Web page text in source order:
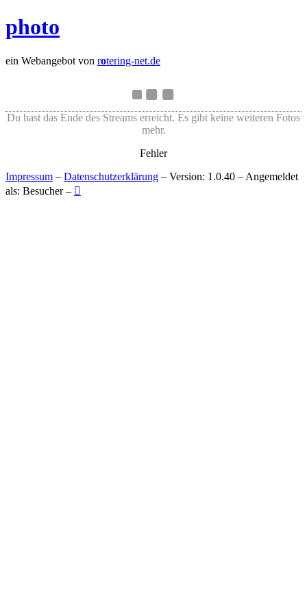
photo
ein Webangebot von rotering-net.de
Du hast das Ende des Streams erreicht. Es gibt keine weiteren Fotos
mehr.
Fehler
Impressum – Datenschutzerklärung – Version: 1.0.40 – Angemeldet
als: Besucher – 